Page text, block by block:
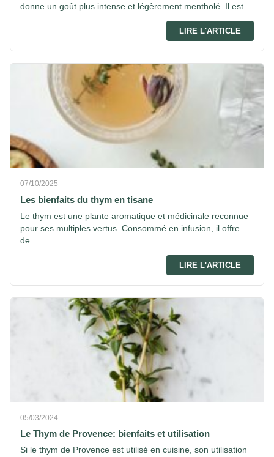
donne un goût plus intense et légèrement mentholé. Il est...
LIRE L'ARTICLE
07/10/2025
Les bienfaits du thym en tisane
Le thym est une plante aromatique et médicinale reconnue
pour ses multiples vertus. Consommé en infusion, il offre
de...
LIRE L'ARTICLE
05/03/2024
Le Thym de Provence: bienfaits et utilisation
Si le thym de Provence est utilisé en cuisine, son utilisation